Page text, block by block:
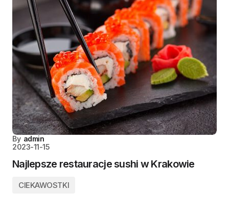
By admin
2023-11-15
Najlepsze restauracje sushi w Krakowie
CIEKAWOSTKI